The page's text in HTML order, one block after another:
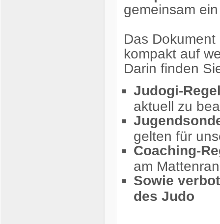
gemeinsam
Das
kompakt auf
Darin finden
Judogi-
aktuell zu
gelten für
Coaching-
am
Sowie
des Judo